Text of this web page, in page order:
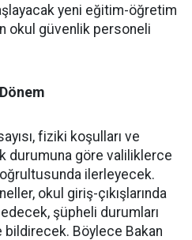
yeni eğitim-öğretim
okul güvenlik personeli
fiziki koşulları ve
durumuna göre valiliklerce
ilerleyecek.
okul giriş-çıkışlarında
şüpheli durumları
bildirecek. Böylece Bakan